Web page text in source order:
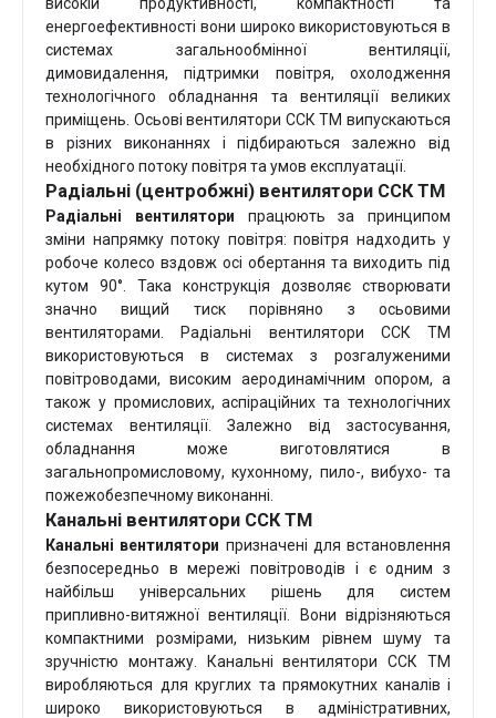
енергоефективності вони широко використовуються в
системах загальнообмінної вентиляції,
димовидалення, підтримки повітря, охолодження
технологічного обладнання та вентиляції великих
приміщень. Осьові вентилятори ССК ТМ випускаються
в різних виконаннях і підбираються залежно від
необхідного потоку повітря та умов експлуатації.
Радіальні (центробжні) вентилятори ССК ТМ
Радіальні вентилятори працюють за принципом
зміни напрямку потоку повітря: повітря надходить у
робоче колесо вздовж осі обертання та виходить під
кутом 90°. Така конструкція дозволяє створювати
значно вищий тиск порівняно з осьовими
вентиляторами. Радіальні вентилятори ССК ТМ
використовуються в системах з розгалуженими
повітроводами, високим аеродинамічним опором, а
також у промислових, аспіраційних та технологічних
системах вентиляції. Залежно від застосування,
обладнання може виготовлятися в
загальнопромисловому, кухонному, пило-, вибухо- та
пожежобезпечному виконанні.
Канальні вентилятори ССК ТМ
Канальні вентилятори призначені для встановлення
безпосередньо в мережі повітроводів і є одним з
найбільш універсальних рішень для систем
припливно-витяжної вентиляції. Вони відрізняються
компактними розмірами, низьким рівнем шуму та
зручністю монтажу. Канальні вентилятори ССК ТМ
виробляються для круглих та прямокутних каналів і
широко використовуються в адміністративних,